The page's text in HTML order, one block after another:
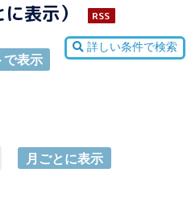
表示） RSS
詳しい条件で検索
で表示
月ごとに表示